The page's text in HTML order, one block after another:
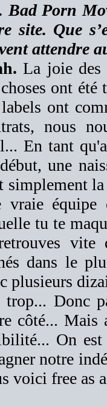
Bad Porn
site. Que
attendre
La joie des
ont
ont
nous
En tant
une
simplement
vraie équipe
tu te
vite
dans le
plusieurs
trop... Donc
côté... Mais
On est
notre
voici free as